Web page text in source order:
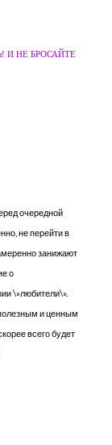
И НЕ БРОСАЙТЕ
очередной
не перейти в
занижают
о
\»любители\».
и ценным
всего будет